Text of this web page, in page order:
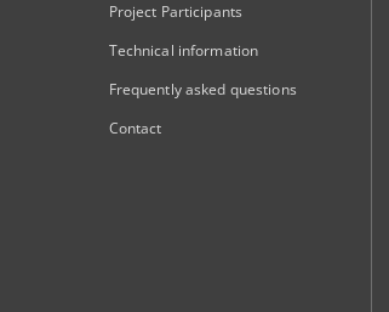
Project Participants
Technical information
Frequently asked questions
Contact